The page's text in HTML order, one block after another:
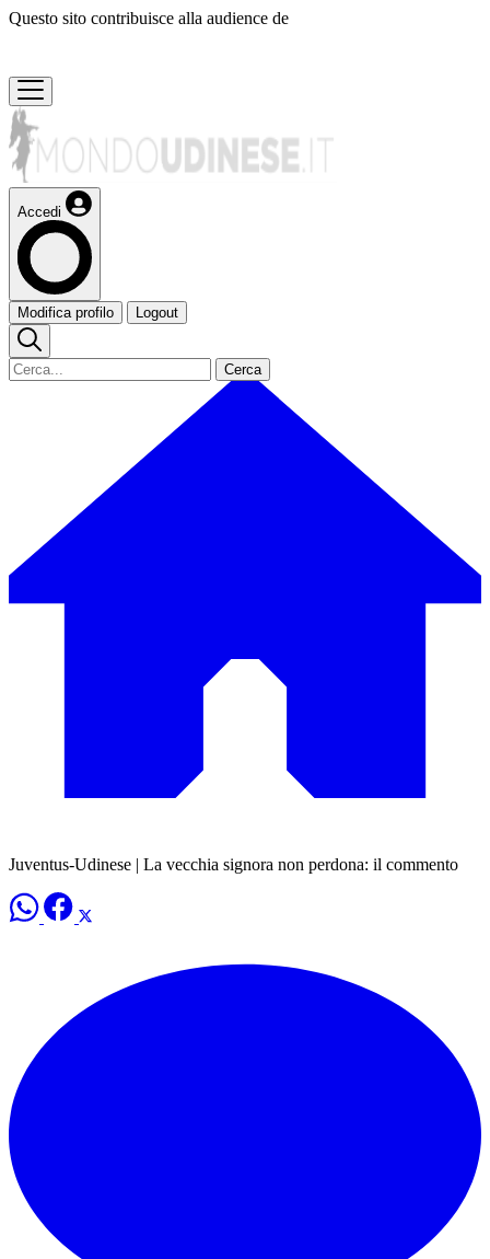
Questo sito contribuisce alla audience de
Accedi
Modifica profilo Logout
Cerca
Juventus-Udinese | La vecchia signora non perdona: il commento